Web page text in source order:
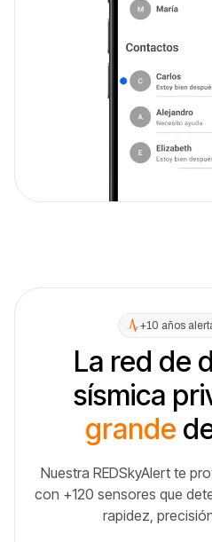
+10 años
La red de
sísmica
grande
Nuestra REDSkyAlert te
con +120 sensores que
rapidez,